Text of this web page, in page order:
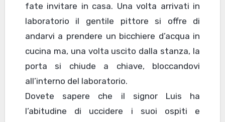
fate invitare in casa. Una volta arrivati in
laboratorio il gentile pittore si offre di
andarvi a prendere un bicchiere d’acqua in
cucina ma, una volta uscito dalla stanza, la
porta si chiude a chiave, bloccandovi
all’interno del laboratorio.
Dovete sapere che il signor Luis ha
l’abitudine di uccidere i suoi ospiti e